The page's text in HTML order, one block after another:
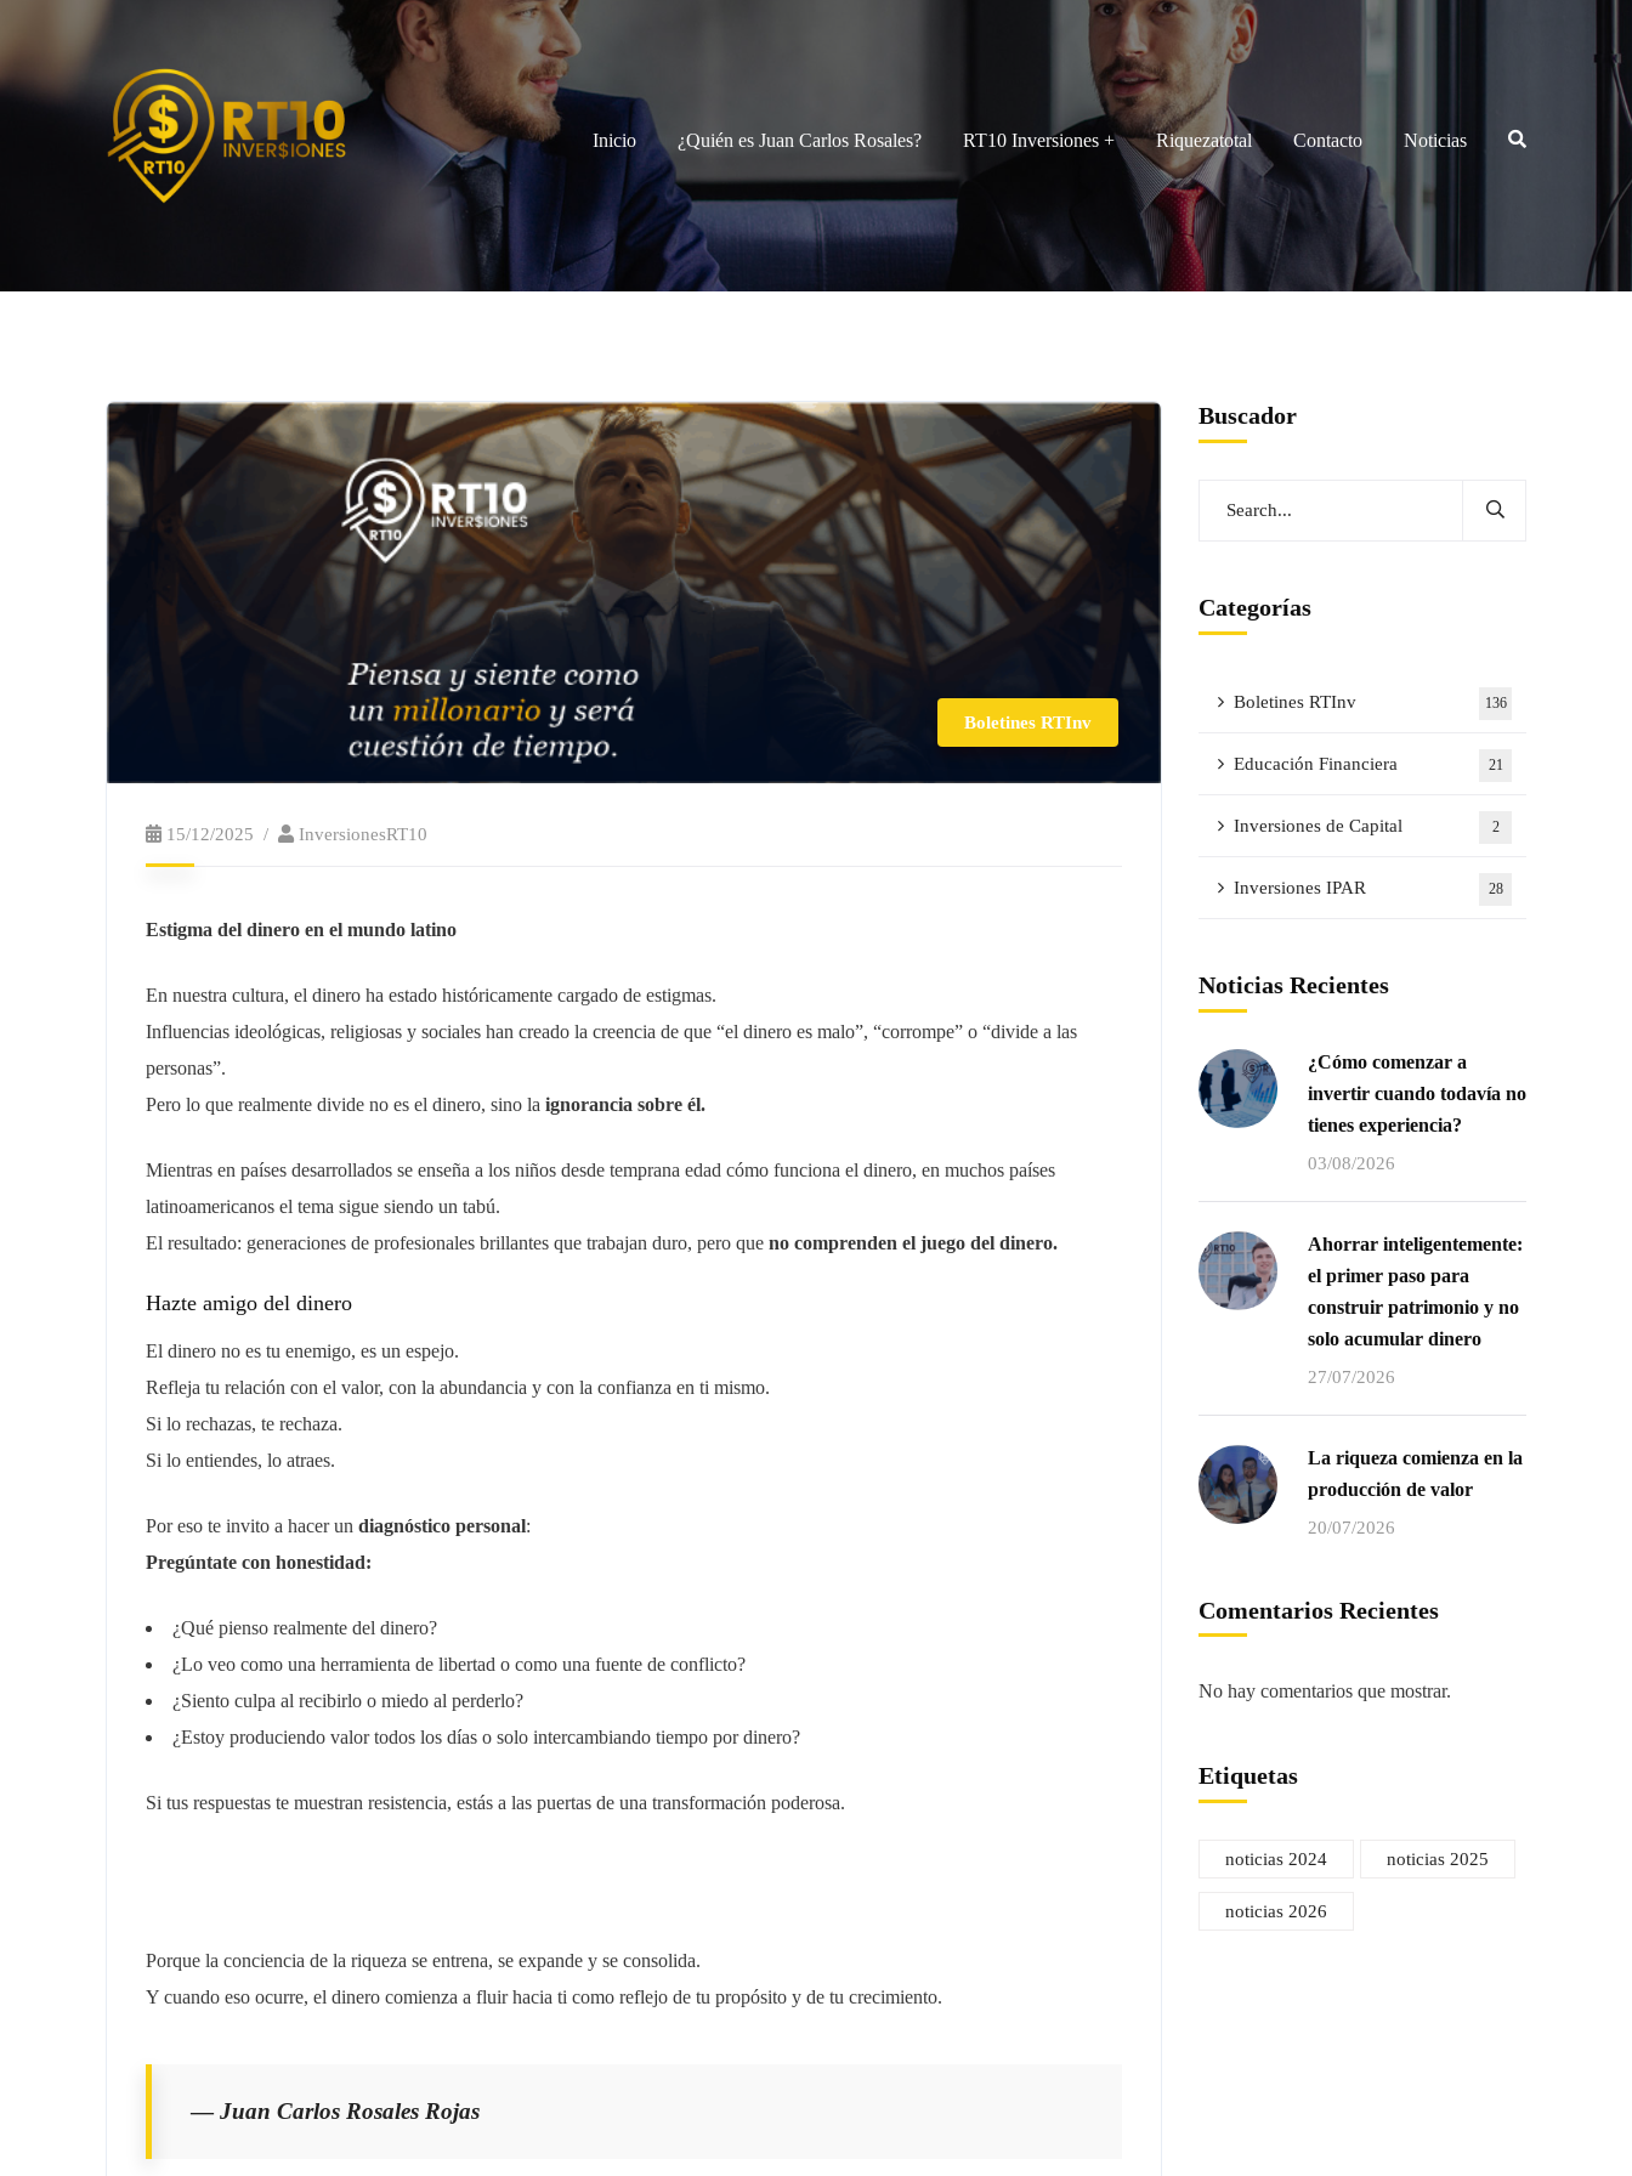
Inicio ¿Quién es Juan Carlos Rosales? RT10 Inversiones Riquezatotal Contacto Noticias
Boletines RTInv
15/12/2025 InversionesRT10
Estigma del dinero en el mundo latino
En nuestra cultura, el dinero ha estado históricamente cargado de estigmas.
Influencias ideológicas, religiosas y sociales han creado la creencia de que “el dinero es malo”, “corrompe” o “divide a las
personas”.
Pero lo que realmente divide no es el dinero, sino la ignorancia sobre él.
Mientras en países desarrollados se enseña a los niños desde temprana edad cómo funciona el dinero, en muchos países
latinoamericanos el tema sigue siendo un tabú.
El resultado: generaciones de profesionales brillantes que trabajan duro, pero que no comprenden el juego del dinero.
Hazte amigo del dinero
El dinero no es tu enemigo, es un espejo.
Refleja tu relación con el valor, con la abundancia y con la confianza en ti mismo.
Si lo rechazas, te rechaza.
Si lo entiendes, lo atraes.
Por eso te invito a hacer un diagnóstico personal:
Pregúntate con honestidad:
¿Qué pienso realmente del dinero?
¿Lo veo como una herramienta de libertad o como una fuente de conflicto?
¿Siento culpa al recibirlo o miedo al perderlo?
¿Estoy produciendo valor todos los días o solo intercambiando tiempo por dinero?
Si tus respuestas te muestran resistencia, estás a las puertas de una transformación poderosa.
Porque la conciencia de la riqueza se entrena, se expande y se consolida.
Y cuando eso ocurre, el dinero comienza a fluir hacia ti como reflejo de tu propósito y de tu crecimiento.
—Juan Carlos Rosales Rojas
Buscador
Categorías
Boletines RTInv 136
Educación Financiera 21
Inversiones de Capital 2
Inversiones IPAR 28
Noticias Recientes
¿Cómo comenzar a
invertir cuando todavía no
tienes experiencia?
03/08/2026
Ahorrar inteligentemente:
el primer paso para
construir patrimonio y no
solo acumular dinero
27/07/2026
La riqueza comienza en la
producción de valor
20/07/2026
Comentarios Recientes
No hay comentarios que mostrar.
Etiquetas
noticias 2024 noticias 2025
noticias 2026